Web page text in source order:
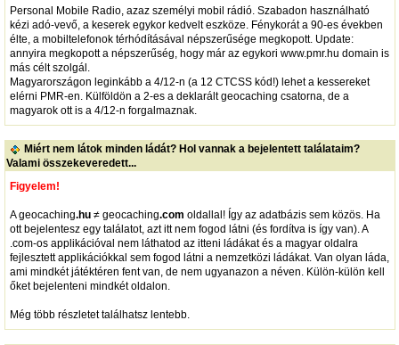
Personal Mobile Radio, azaz személyi mobil rádió. Szabadon használható
kézi adó-vevő, a keserek egykor kedvelt eszköze. Fénykorát a 90-es években
élte, a mobiltelefonok térhódításával népszerűsége megkopott. Update:
annyira megkopott a népszerűség, hogy már az egykori www.pmr.hu domain is
más célt szolgál.
Magyarországon leginkább a 4/12-n (a 12 CTCSS kód!) lehet a kessereket
elérni PMR-en. Külföldön a 2-es a deklarált geocaching csatorna, de a
magyarok ott is a 4/12-n forgalmaznak.
Miért nem látok minden ládát? Hol vannak a bejelentett találataim?
Valami összekeveredett...
Figyelem!
A geocaching.hu≠ geocaching.com oldallal! Így az adatbázis sem közös. Ha
ott bejelentesz egy találatot, azt itt nem fogod látni (és fordítva is így van). A
.com-os applikációval nem láthatod az itteni ládákat és a magyar oldalra
fejlesztett applikációkkal sem fogod látni a nemzetközi ládákat. Van olyan láda,
ami mindkét játéktéren fent van, de nem ugyanazon a néven. Külön-külön kell
őket bejelenteni mindkét oldalon.
Még több részletet találhatsz lentebb.